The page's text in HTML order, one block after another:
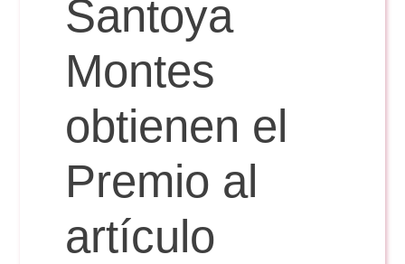
Santoya
Montes
obtienen el
Premio al
artículo